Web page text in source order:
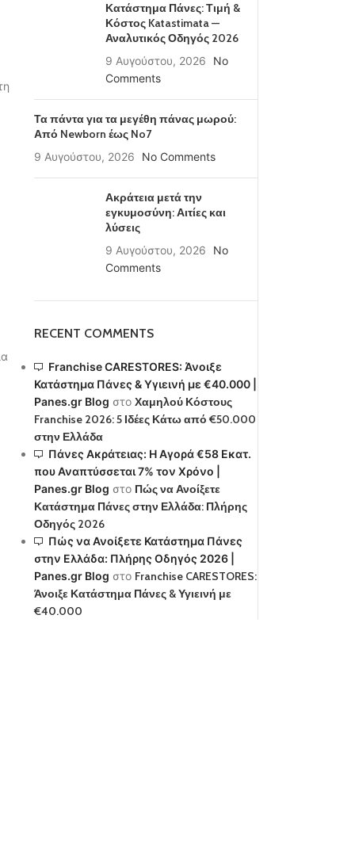
Κατάστημα Πάνες: Τιμή &
Κόστος Katastimata —
Αναλυτικός Οδηγός 2026
9 Αυγούστου, 2026
No
Comments
Τα πάντα για τα μεγέθη πάνας μωρού:
Από Newborn έως No7
9 Αυγούστου, 2026 No Comments
Ακράτεια μετά την
εγκυμοσύνη: Αιτίες και
λύσεις
9 Αυγούστου, 2026
No
Comments
RECENT COMMENTS
Franchise CARESTORES: Άνοιξε
Κατάστημα Πάνες & Υγιεινή με €40.000 |
Panes.gr Blog στο Χαμηλού Κόστους
Franchise 2026: 5 Ιδέες Κάτω από €50.000
στην Ελλάδα
Πάνες Ακράτειας: Η Αγορά €58 Εκατ.
που Αναπτύσσεται 7% τον Χρόνο |
Panes.gr Blog στο Πώς να Ανοίξετε
Κατάστημα Πάνες στην Ελλάδα: Πλήρης
Οδηγός 2026
Πώς να Ανοίξετε Κατάστημα Πάνες
στην Ελλάδα: Πλήρης Οδηγός 2026 |
Panes.gr Blog στο Franchise CARESTORES:
Άνοιξε Κατάστημα Πάνες & Υγιεινή με
€40.000